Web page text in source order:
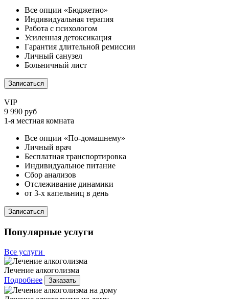
Все опции «Бюджетно»
Индивидуальная терапия
Работа с психологом
Усиленная детоксикация
Гарантия длительной ремиссии
Личный санузел
Больничный лист
Записаться
VIP
9 990 руб
1-я местная комната
Все опции «По-домашнему»
Личный врач
Бесплатная транспортировка
Индивидуальное питание
Сбор анализов
Отслеживание динамики
от 3-х капельниц в день
Записаться
Популярные услуги
Все услуги
Лечение алкоголизма
Подробнее
Заказать